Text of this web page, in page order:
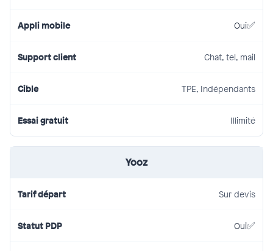
Oui
Chat, tel, mail
TPE, Indépendants
Illimité
Yooz
Sur devis
Oui